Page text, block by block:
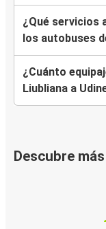
¿Qué servicios
los autobuses
¿Cuánto
Liubliana a
Descubre